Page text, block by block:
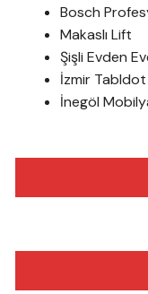
Bosch
Makaslı Lift
Şişli Evden
İzmir Tabldot
İnegöl